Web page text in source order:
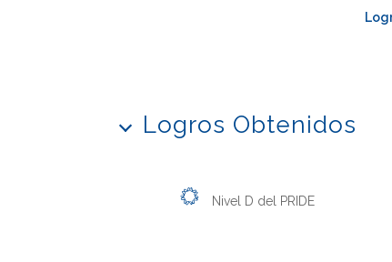
Logros Obtenidos
Nivel D del PRIDE